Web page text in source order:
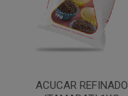
ACUCAR REFINADO